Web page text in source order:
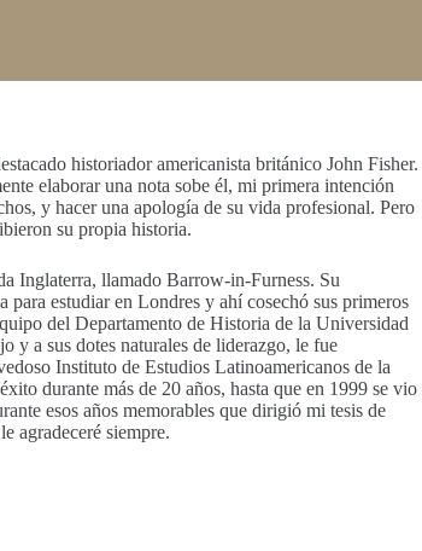
historiador americanista británico John Fisher.
elaborar una nota sobe él, mi primera intención
y hacer una apología de su vida profesional. Pero
su propia historia.
Inglaterra, llamado Barrow-in-Furness. Su
estudiar en Londres y ahí cosechó sus primeros
del Departamento de Historia de la Universidad
y a sus dotes naturales de liderazgo, le fue
Instituto de Estudios Latinoamericanos de la
durante más de 20 años, hasta que en 1999 se vio
esos años memorables que dirigió mi tesis de
agradeceré siempre.